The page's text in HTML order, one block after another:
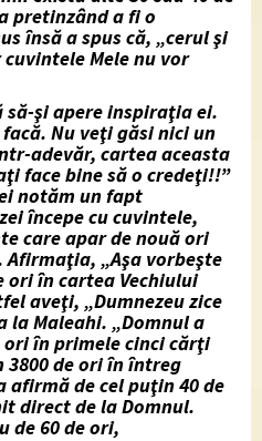
pretinzând a fi o
însă a spus că, „cerul şi
Mele nu vor
şi apere inspiraţia ei.
Nu veţi găsi nici un
adevăr, cartea aceasta
face bine să o credeţi!!”
notăm un fapt
începe cu cuvintele,
care apar de nouă ori
„Aşa vorbeşte
ori în cartea Vechiului
aveţi, „Dumnezeu zice
la Maleahi. „Domnul a
ori în primele cinci cărţi
3800 de ori în întreg
afirmă de cel puţin 40 de
direct de la Domnul.
de 60 de ori,